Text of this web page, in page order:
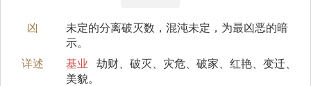
凶
未定的分离破灭数，混沌未定，为最凶恶的暗
示。
详述
基业
劫财、破灭、灾危、破家、红艳、变迁、
美貌。